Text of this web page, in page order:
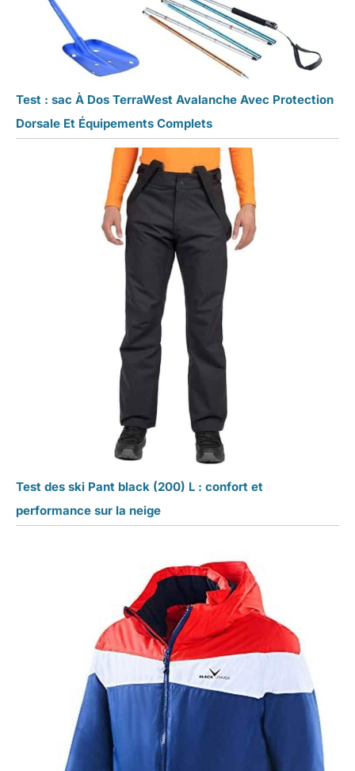
Test : sac À Dos TerraWest Avalanche Avec Protection
Dorsale Et Équipements Complets
Test des ski Pant black (200) L : confort et
performance sur la neige